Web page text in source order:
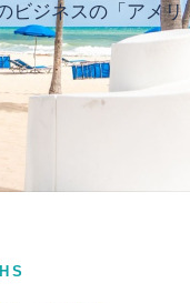
ビジネスの「アメリ